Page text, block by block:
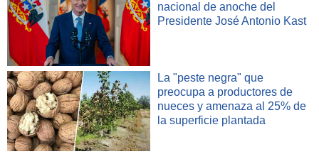
nacional de anoche del
Presidente José Antonio Kast
La "peste negra" que
preocupa a productores de
nueces y amenaza al 25% de
la superficie plantada